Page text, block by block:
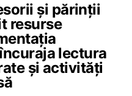
și părinții
resurse
lectura
și activități